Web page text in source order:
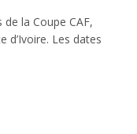
la Coupe CAF,
d’Ivoire. Les dates